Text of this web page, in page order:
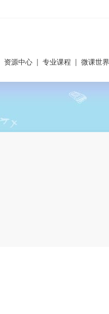
资源中心 | 专业课程 | 微课世界